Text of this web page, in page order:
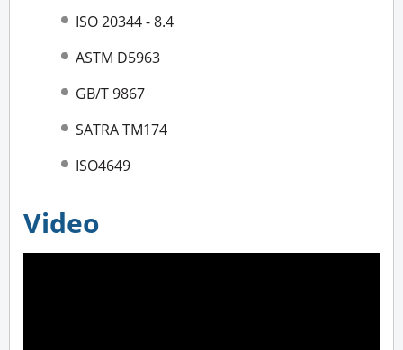
ISO 20344 - 8.4
ASTM D5963
GB/T 9867
SATRA TM174
ISO4649
Video